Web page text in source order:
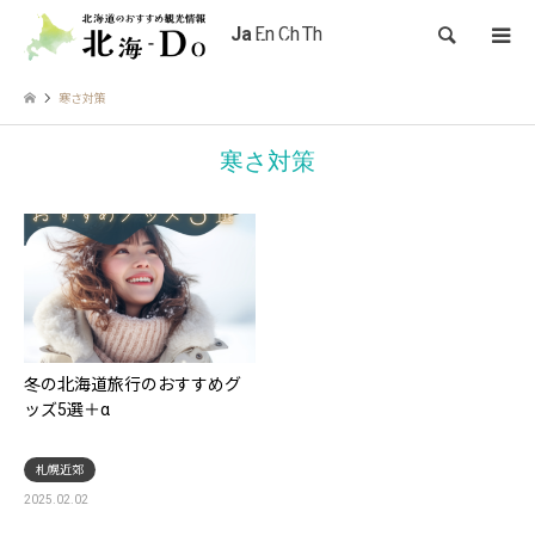
検索
寒さ対策
寒さ対策
冬の北海道旅行のおすすめグ
ッズ5選＋α
札幌近郊
2025.02.02